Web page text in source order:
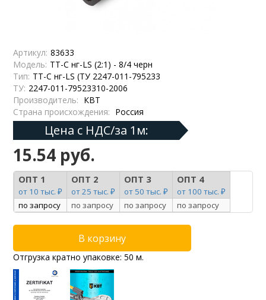
Артикул: 83633
Модель: ТТ-С нг-LS (2:1) - 8/4 черн
Тип: ТТ-С нг-LS (ТУ 2247-011-795233
ТУ: 2247-011-79523310-2006
Производитель: КВТ
Страна происхождения: Россия
Цена с НДС/за 1м:
15.54 руб.
ОПТ 1
от 10 тыс. ₽
ОПТ 2
от 25 тыс. ₽
ОПТ 3
от 50 тыс. ₽
ОПТ 4
от 100 тыс. ₽
по запросу
по запросу по запросу по запросу
Отгрузка кратно упаковке: 50 м.